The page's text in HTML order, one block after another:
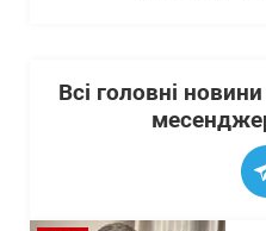
Всі головні